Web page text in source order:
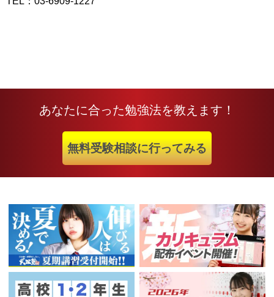
あなたに合った勉強法を教えます！
無料受験相談に行ってみる